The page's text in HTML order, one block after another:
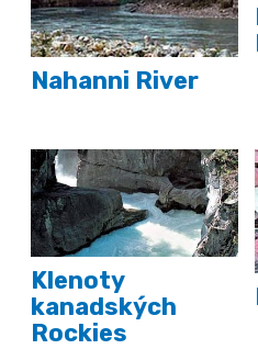
Nahanni River
Klenoty
kanadských
Rockies